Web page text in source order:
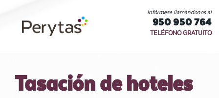
Infórmese llamándonos al
950 950 764
TELÉFONO GRATUITO
Tasación de hoteles